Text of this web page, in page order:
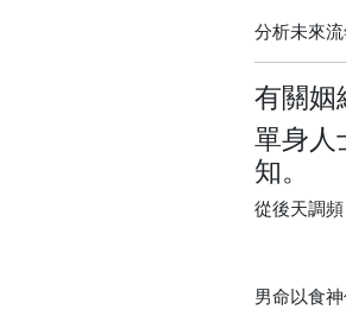
分析未來
有關姻
單身人
知。
從後天調
男命以食